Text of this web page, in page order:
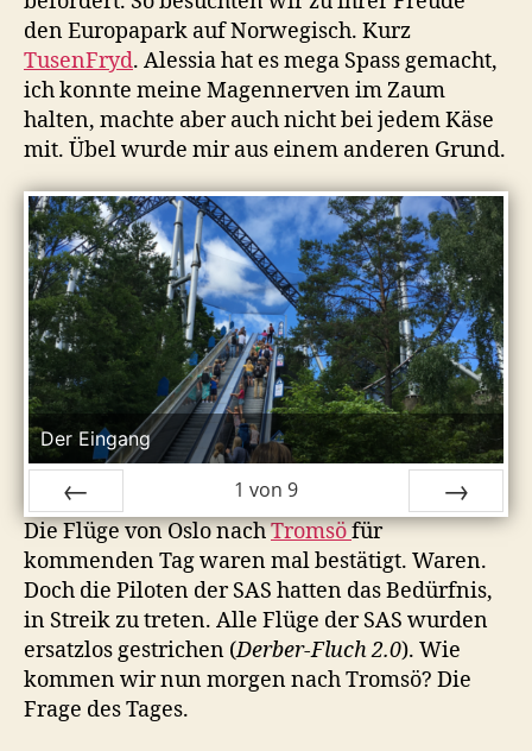
den Europapark auf Norwegisch. Kurz
TusenFryd. Alessia hat es mega Spass gemacht,
ich konnte meine Magennerven im Zaum
halten, machte aber auch nicht bei jedem Käse
mit. Übel wurde mir aus einem anderen Grund.
Der Eingang
ZURÜCK
1 von 9
VOR
Die Flüge von Oslo nachTromsöfür
kommenden Tag waren mal bestätigt. Waren.
Doch die Piloten der SAS hatten das Bedürfnis,
in Streik zu treten. Alle Flüge der SAS wurden
ersatzlos gestrichen (Derber-Fluch 2.0). Wie
kommen wir nun morgen nach Tromsö? Die
Frage des Tages.